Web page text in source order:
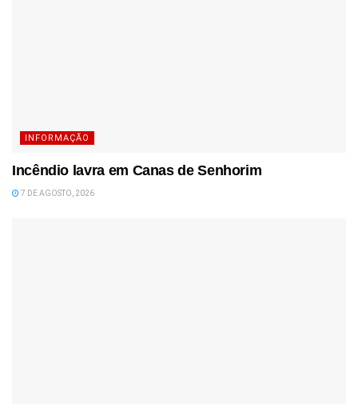
INFORMAÇÃO
Incêndio lavra em Canas de Senhorim
7 DE AGOSTO, 2026